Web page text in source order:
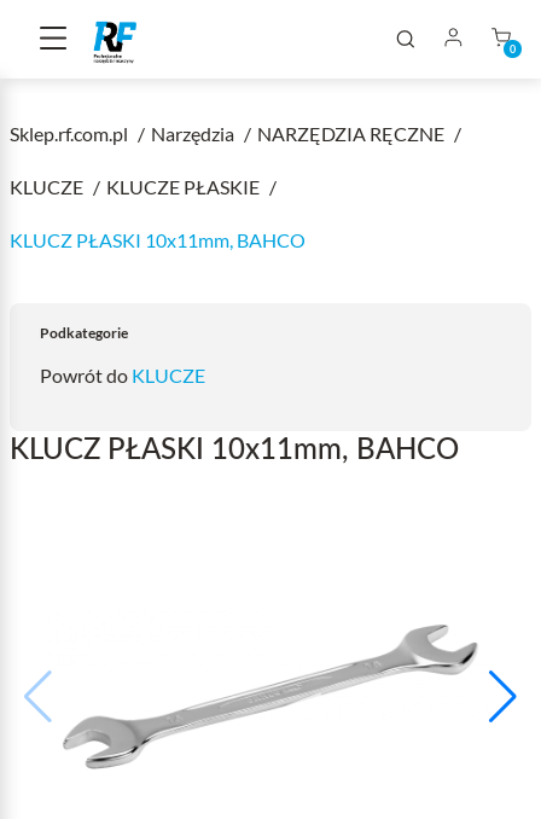
0
Sklep.rf.com.pl Narzędzia NARZĘDZIA RĘCZNE
KLUCZE KLUCZE PŁASKIE
KLUCZ PŁASKI 10x11mm, BAHCO
Podkategorie
Powrót do KLUCZE
KLUCZ PŁASKI 10x11mm, BAHCO